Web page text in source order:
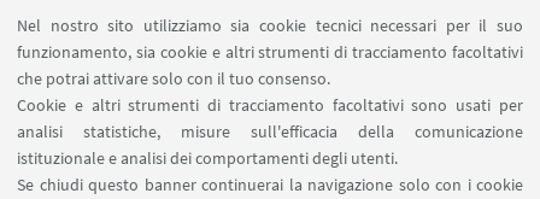
Nel nostro sito utilizziamo sia cookie tecnici necessari per il suo
funzionamento, sia cookie e altri strumenti di tracciamento facoltativi
che potrai attivare solo con il tuo consenso.
Cookie e altri strumenti di tracciamento facoltativi sono usati per
analisi statistiche, misure sull'efficacia della comunicazione
istituzionale e analisi dei comportamenti degli utenti.
Se chiudi questo banner continuerai la navigazione solo con i cookie